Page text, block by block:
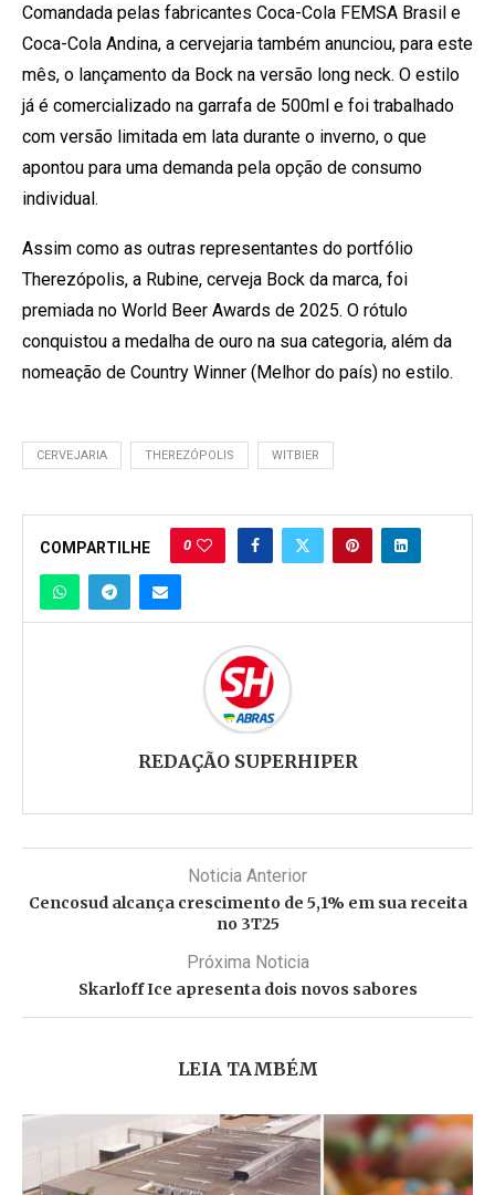
Comandada pelas fabricantes Coca-Cola FEMSA Brasil e
Coca-Cola Andina, a cervejaria também anunciou, para este
mês, o lançamento da Bock na versão long neck. O estilo
já é comercializado na garrafa de 500ml e foi trabalhado
com versão limitada em lata durante o inverno, o que
apontou para uma demanda pela opção de consumo
individual.
Assim como as outras representantes do portfólio
Therezópolis, a Rubine, cerveja Bock da marca, foi
premiada no World Beer Awards de 2025. O rótulo
conquistou a medalha de ouro na sua categoria, além da
nomeação de Country Winner (Melhor do país) no estilo.
CERVEJARIA THEREZÓPOLIS WITBIER
COMPARTILHE 0
REDAÇÃO SUPERHIPER
Noticia Anterior
Cencosud alcança crescimento de 5,1% em sua receita
no 3T25
Próxima Noticia
Skarloff Ice apresenta dois novos sabores
LEIA TAMBÉM